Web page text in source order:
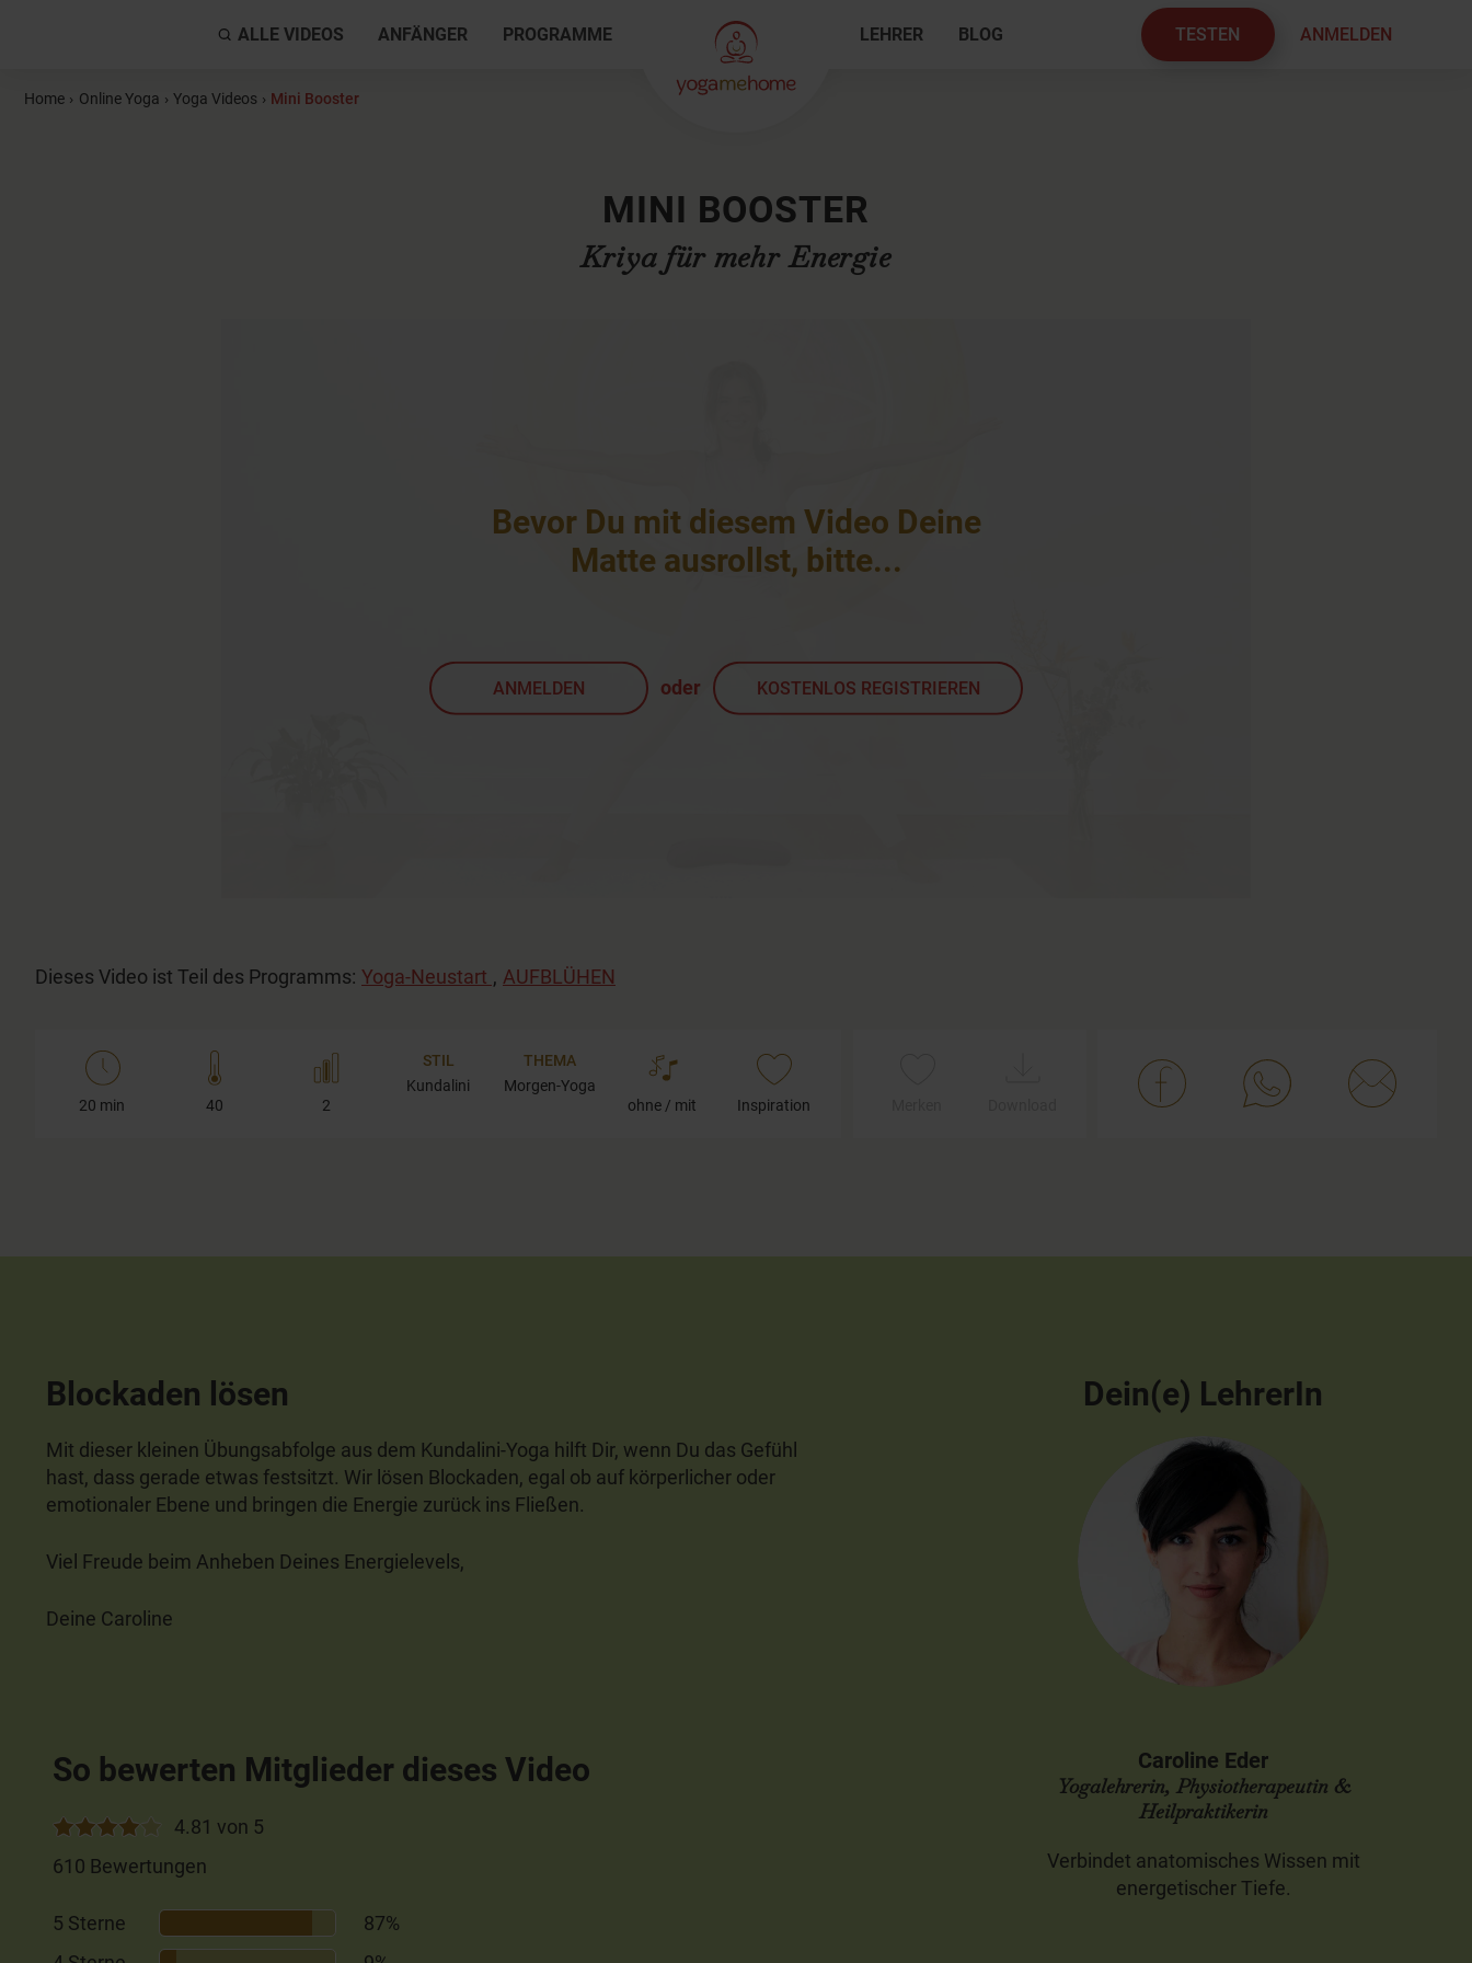
ALLE VIDEOS ANFÄNGER PROGRAMME LEHRER BLOG TESTEN ANMELDEN
Home › Online Yoga › Yoga Videos › Mini Booster
MINI BOOSTER
Kriya für mehr Energie
Bevor Du mit diesem Video Deine
Matte ausrollst, bitte...
ANMELDEN oder KOSTENLOS REGISTRIEREN
Dieses Video ist Teil des Programms: Yoga-Neustart , AUFBLÜHEN
20 min 40 2
STIL
Kundalini
THEMA
Morgen-Yoga
ohne / mit
Inspiration
Blockaden lösen
Mit dieser kleinen Übungsabfolge aus dem Kundalini-Yoga hilft Dir, wenn Du das Gefühl
hast, dass gerade etwas festsitzt. Wir lösen Blockaden, egal ob auf körperlicher oder
emotionaler Ebene und bringen die Energie zurück ins Fließen.
Viel Freude beim Anheben Deines Energielevels,
Deine Caroline
So bewerten Mitglieder dieses Video
4.81 von 5
610 Bewertungen
5 Sterne
87%
Dein(e) LehrerIn
Caroline Eder
Yogalehrerin, Physiotherapeutin &
Heilpraktikerin
Verbindet anatomisches Wissen mit
energetischer Tiefe.